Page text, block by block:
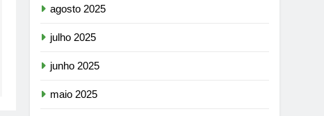
agosto 2025
julho 2025
junho 2025
maio 2025